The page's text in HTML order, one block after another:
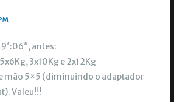
antes:
3x10Kg e 2x12Kg
mão 5×5 (diminuindo o adaptador
Valeu!!!